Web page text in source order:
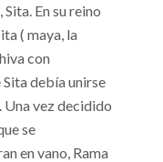
En su reino
( maya, la
con
debía unirse
Una vez decidido
se
en vano, Rama